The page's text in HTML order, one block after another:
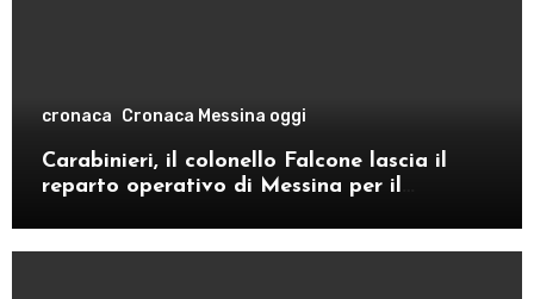
cronaca Cronaca Messina oggi
Carabinieri, il colonello Falcone lascia il
reparto operativo di Messina per il